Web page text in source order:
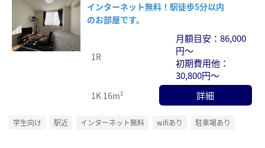
インターネット無料！駅徒歩5分以内
のお部屋です。
1R
月額目安：86,000
円～
初期費用他：
30,800円～
1K 16m² 詳細
学生向け 駅近 インターネット無料 wifiあり 駐車場あり